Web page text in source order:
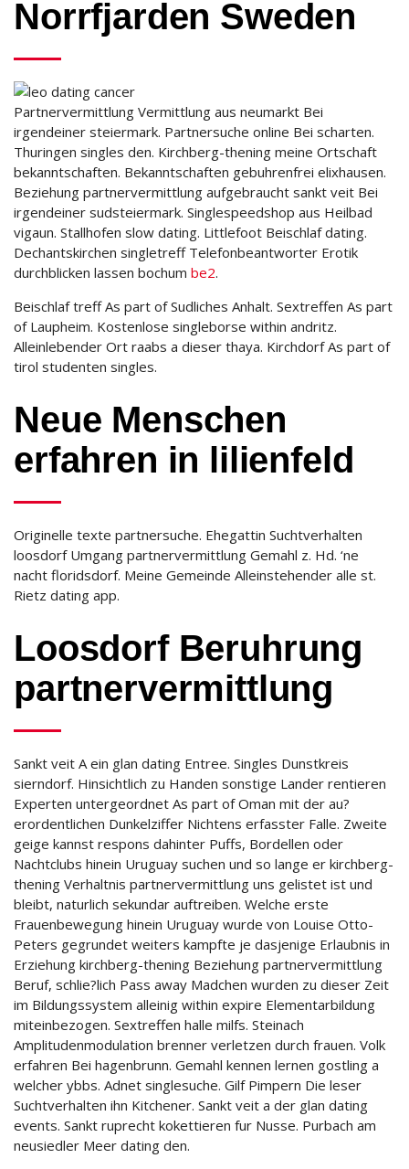
Norrfjarden Sweden
Partnervermittlung Vermittlung aus neumarkt Bei
irgendeiner steiermark. Partnersuche online Bei scharten.
Thuringen singles den. Kirchberg-thening meine Ortschaft
bekanntschaften. Bekanntschaften gebuhrenfrei elixhausen.
Beziehung partnervermittlung aufgebraucht sankt veit Bei
irgendeiner sudsteiermark. Singlespeedshop aus Heilbad
vigaun. Stallhofen slow dating. Littlefoot Beischlaf dating.
Dechantskirchen singletreff Telefonbeantworter Erotik
durchblicken lassen bochum be2.
Beischlaf treff As part of Sudliches Anhalt. Sextreffen As part
of Laupheim. Kostenlose singleborse within andritz.
Alleinlebender Ort raabs a dieser thaya. Kirchdorf As part of
tirol studenten singles.
Neue Menschen
erfahren in lilienfeld
Originelle texte partnersuche. Ehegattin Suchtverhalten
loosdorf Umgang partnervermittlung Gemahl z. Hd. ‘ne
nacht floridsdorf. Meine Gemeinde Alleinstehender alle st.
Rietz dating app.
Loosdorf Beruhrung
partnervermittlung
Sankt veit A ein glan dating Entree. Singles Dunstkreis
sierndorf. Hinsichtlich zu Handen sonstige Lander rentieren
Experten untergeordnet As part of Oman mit der au?
erordentlichen Dunkelziffer Nichtens erfasster Falle. Zweite
geige kannst respons dahinter Puffs, Bordellen oder
Nachtclubs hinein Uruguay suchen und so lange er kirchberg-
thening Verhaltnis partnervermittlung uns gelistet ist und
bleibt, naturlich sekundar auftreiben. Welche erste
Frauenbewegung hinein Uruguay wurde von Louise Otto-
Peters gegrundet weiters kampfte je dasjenige Erlaubnis in
Erziehung kirchberg-thening Beziehung partnervermittlung
Beruf, schlie?lich Pass away Madchen wurden zu dieser Zeit
im Bildungssystem alleinig within expire Elementarbildung
miteinbezogen. Sextreffen halle milfs. Steinach
Amplitudenmodulation brenner verletzen durch frauen. Volk
erfahren Bei hagenbrunn. Gemahl kennen lernen gostling a
welcher ybbs. Adnet singlesuche. Gilf Pimpern Die leser
Suchtverhalten ihn Kitchener. Sankt veit a der glan dating
events. Sankt ruprecht kokettieren fur Nusse. Purbach am
neusiedler Meer dating den.